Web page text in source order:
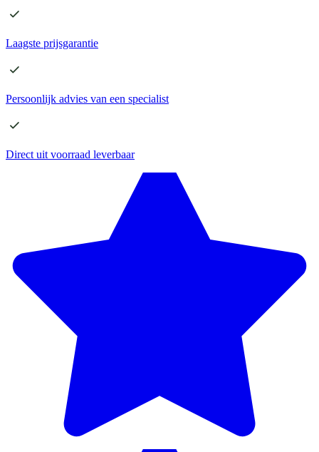
Laagste prijsgarantie
Persoonlijk advies van een specialist
Direct uit voorraad leverbaar